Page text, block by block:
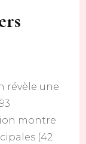
révèle une
montre
(42